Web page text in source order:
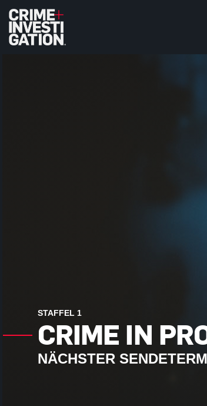
STAFFEL 1
CRIME IN
NÄCHSTER